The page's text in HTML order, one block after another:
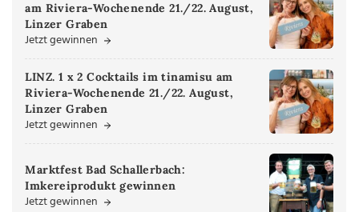
am Riviera-Wochenende 21./22. August,
Linzer Graben
Jetzt gewinnen
LINZ. 1 x 2 Cocktails im tinamisu am
Riviera-Wochenende 21./22. August,
Linzer Graben
Jetzt gewinnen
Marktfest Bad Schallerbach:
Imkereiprodukt gewinnen
Jetzt gewinnen